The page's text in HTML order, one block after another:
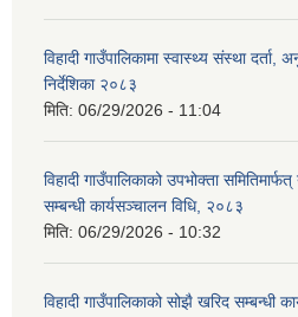
विहादी गाउँपालिकामा स्वास्थ्य संस्था
निर्देशिका २०८३
मिति: 06/29/2026 - 11:04
विहादी गाउँपालिकाको उपभोक्ता
सम्बन्धी कार्यसञ्चालन विधि, २०८३
मिति: 06/29/2026 - 10:32
विहादी गाउँपालिकाको सोझै खरिद सम्बन्धी